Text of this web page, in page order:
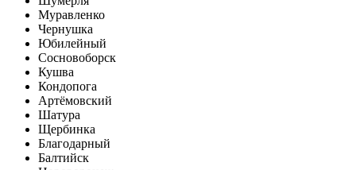
Муравленко
Чернушка
Юбилейный
Сосновоборск
Кушва
Кондопога
Артёмовский
Шатура
Щербинка
Благодарный
Балтийск